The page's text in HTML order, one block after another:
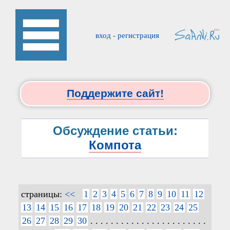
вход - регистрация
Поддержите сайт!
Обсуждение статьи:
Компота
страницы: << 1 2 3 4 5 6 7 8 9 10 11
12
13 14 15 16 17 18 19 20 21 22 23 24 25
26 27 28 29 30 . . . . . . . . . . . . . . . . . . . . . . .